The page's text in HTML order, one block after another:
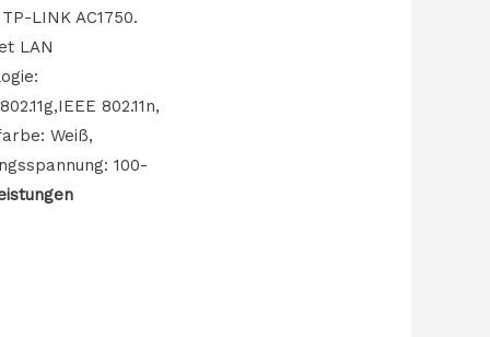
LINK AC1750.
LAN
802.11n,
Weiß,
100-